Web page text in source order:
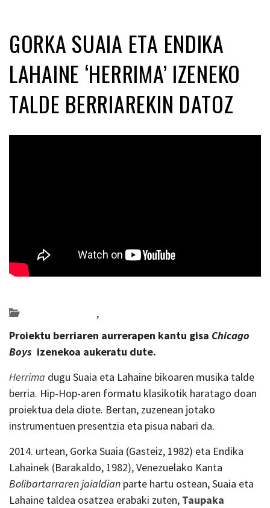
GORKA SUAIA ETA ENDIKA
LAHAINE ‘HERRIMA’ IZENEKO
TALDE BERRIAREKIN DATOZ
,
Proiektu berriaren aurrerapen kantu gisa Chicago
Boys izenekoa aukeratu dute.
Herrima dugu Suaia eta Lahaine bikoaren musika talde
berria. Hip-Hop-aren formatu klasikotik haratago doan
proiektua dela diote. Bertan, zuzenean jotako
instrumentuen presentzia eta pisua nabari da.
2014. urtean, Gorka Suaia (Gasteiz, 1982) eta Endika
Lahainek (Barakaldo, 1982), Venezuelako Kanta
Bolibartarraren jaialdian parte hartu ostean, Suaia eta
Lahaine taldea osatzea erabaki zuten, Taupaka